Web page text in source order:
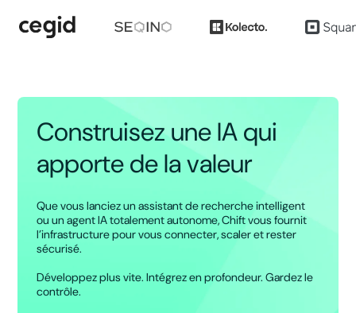
Construisez une IA qui
apporte de la valeur
Que vous lanciez un assistant de recherche intelligent
ou un agent IA totalement autonome, Chift vous fournit
l’infrastructure pour vous connecter, scaler et rester
sécurisé.
Développez plus vite. Intégrez en profondeur. Gardez le
contrôle.